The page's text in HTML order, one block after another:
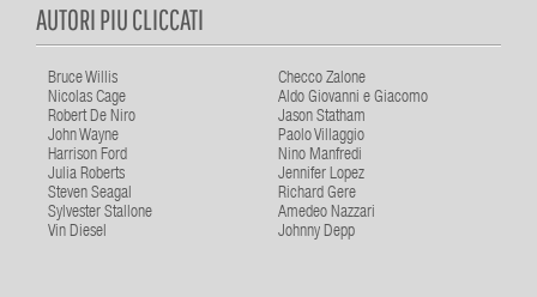
AUTORI PIU CLICCATI
Bruce Willis
Checco Zalone
Nicolas Cage
Aldo Giovanni e Giacomo
Robert De Niro
Jason Statham
John Wayne
Paolo Villaggio
Harrison Ford
Nino Manfredi
Julia Roberts
Jennifer Lopez
Steven Seagal
Richard Gere
Sylvester Stallone
Amedeo Nazzari
Vin Diesel
Johnny Depp